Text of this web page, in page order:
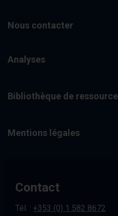
Nous contacter
Analyses
Bibliothèque de
Mentions légales
Contact
Tél. : +353 (0) 1 582 8672